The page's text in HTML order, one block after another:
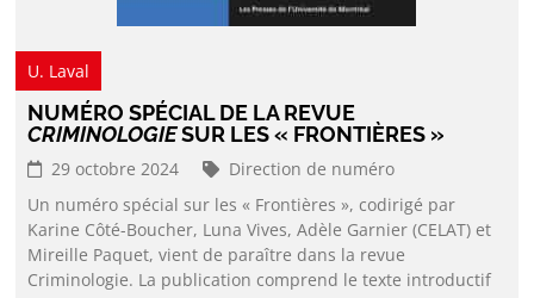
U. Laval
NUMÉRO SPÉCIAL DE LA REVUE
CRIMINOLOGIESUR LES « FRONTIÈRES »
29 octobre 2024
Direction de numéro
Un numéro spécial sur les « Frontières », codirigé par
Karine Côté-Boucher, Luna Vives, Adèle Garnier (CELAT) et
Mireille Paquet, vient de paraître dans la revue
Criminologie. La publication comprend le texte introductif